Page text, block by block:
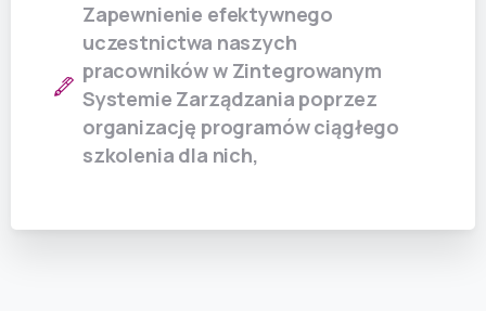
Zapewnienie efektywnego
uczestnictwa naszych
pracowników w Zintegrowanym
Systemie Zarządzania poprzez
organizację programów ciągłego
szkolenia dla nich,